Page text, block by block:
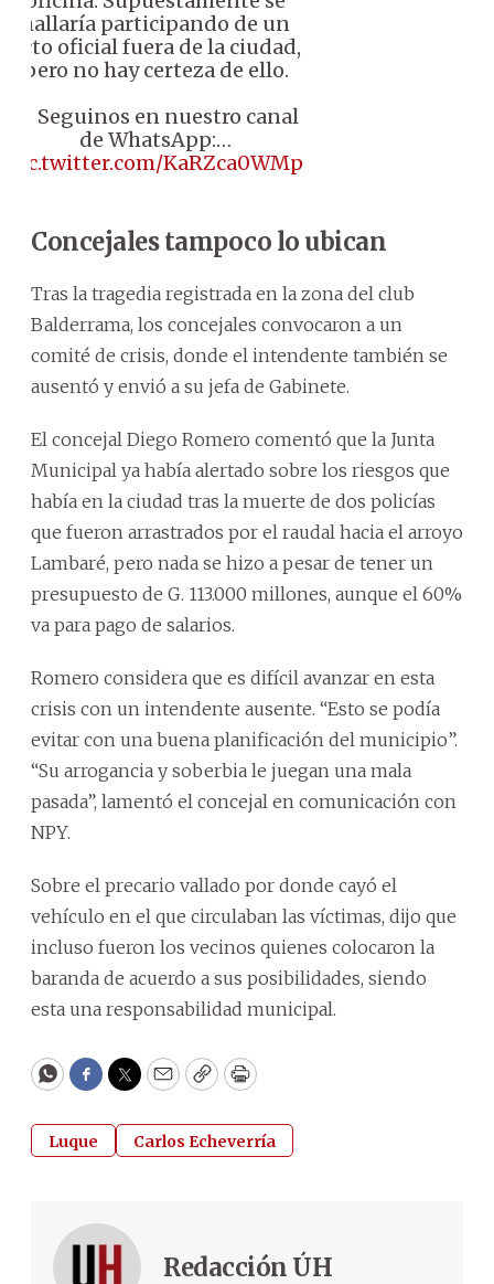
hallaría participando de un
acto oficial fuera de la ciudad,
pero no hay certeza de ello.
📱 Seguinos en nuestro canal
de WhatsApp:…
pic.twitter.com/KaRZca0WMp
Concejales tampoco lo ubican
Tras la tragedia registrada en la zona del club
Balderrama, los concejales convocaron a un
comité de crisis, donde el intendente también se
ausentó y envió a su jefa de Gabinete.
El concejal Diego Romero comentó que la Junta
Municipal ya había alertado sobre los riesgos que
había en la ciudad tras la muerte de dos policías
que fueron arrastrados por el raudal hacia el arroyo
Lambaré, pero nada se hizo a pesar de tener un
presupuesto de G. 113.000 millones, aunque el 60%
va para pago de salarios.
Romero considera que es difícil avanzar en esta
crisis con un intendente ausente. “Esto se podía
evitar con una buena planificación del municipio”.
“Su arrogancia y soberbia le juegan una mala
pasada”, lamentó el concejal en comunicación con
NPY.
Sobre el precario vallado por donde cayó el
vehículo en el que circulaban las víctimas, dijo que
incluso fueron los vecinos quienes colocaron la
baranda de acuerdo a sus posibilidades, siendo
esta una responsabilidad municipal.
WhatsApp
Facebook
Twitter
EmailCopyPrint
Luque Carlos Echeverría
Redacción ÚH